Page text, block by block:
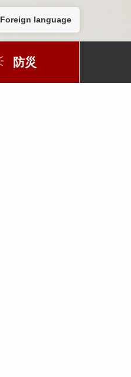
Foreign language
防災